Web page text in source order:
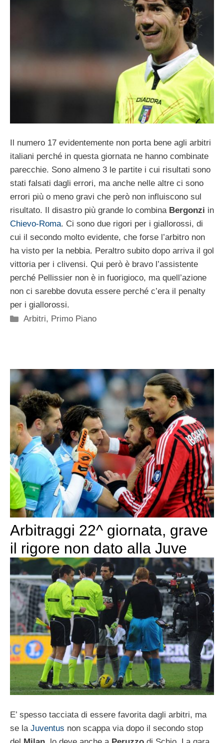
Il numero 17 evidentemente non porta bene agli arbitri
italiani perché in questa giornata ne hanno combinate
parecchie. Sono almeno 3 le partite i cui risultati sono
stati falsati dagli errori, ma anche nelle altre ci sono
errori più o meno gravi che però non influiscono sul
risultato. Il disastro più grande lo combina Bergonzi in
Chievo-Roma. Ci sono due rigori per i giallorossi, di
cui il secondo molto evidente, che forse l’arbitro non
ha visto per la nebbia. Peraltro subito dopo arriva il gol
vittoria per i clivensi. Qui però è bravo l’assistente
perché Pellissier non è in fuorigioco, ma quell’azione
non ci sarebbe dovuta essere perché c’era il penalty
per i giallorossi.
Categorie
Arbitri, Primo Piano
Arbitraggi 22^ giornata, grave
il rigore non dato alla Juve
E’ spesso tacciata di essere favorita dagli arbitri, ma
se la Juventus non scappa via dopo il secondo stop